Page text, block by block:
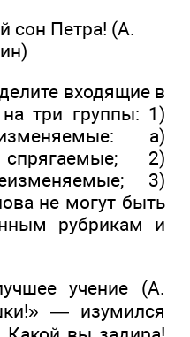
сон Петра! (А.
входящие в
три группы: 1)
а)
2)
3)
не могут быть
рубрикам и
учение (А.
— изумился